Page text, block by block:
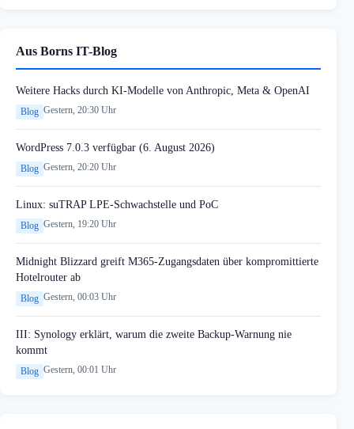
Aus Borns IT-Blog
Weitere Hacks durch KI-Modelle von Anthropic, Meta & OpenAI
Blog Gestern, 20:30 Uhr
WordPress 7.0.3 verfügbar (6. August 2026)
Blog Gestern, 20:20 Uhr
Linux: suTRAP LPE-Schwachstelle und PoC
Blog Gestern, 19:20 Uhr
Midnight Blizzard greift M365-Zugangsdaten über kompromittierte
Hotelrouter ab
Blog Gestern, 00:03 Uhr
III: Synology erklärt, warum die zweite Backup-Warnung nie
kommt
Blog Gestern, 00:01 Uhr